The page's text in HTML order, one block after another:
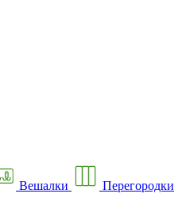
Вешалки Перегородки